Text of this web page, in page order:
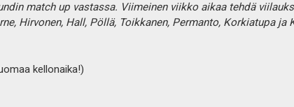
match up vastassa. Viimeinen viikko aikaa tehdä
Hirvonen, Hall, Pöllä, Toikkanen, Permanto, Korkiatupa ja
kellonaika!)